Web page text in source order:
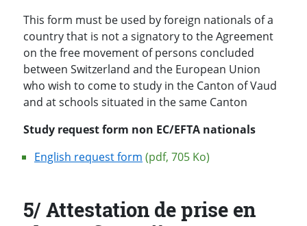
This form must be used by foreign nationals of a
country that is not a signatory to the Agreement
on the free movement of persons concluded
between Switzerland and the European Union
who wish to come to study in the Canton of Vaud
and at schools situated in the same Canton
Study request form non EC/EFTA nationals
English request form (pdf, 705 Ko)
5/ Attestation de prise en